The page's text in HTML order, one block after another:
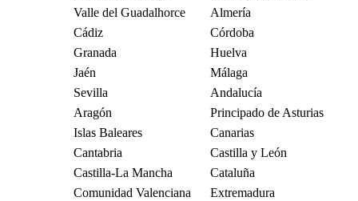
Valle del Guadalhorce
Almería
Cádiz
Córdoba
Granada
Huelva
Jaén
Málaga
Sevilla
Andalucía
Aragón
Principado de Asturias
Islas Baleares
Canarias
Cantabria
Castilla y León
Castilla-La Mancha
Cataluña
Comunidad Valenciana
Extremadura